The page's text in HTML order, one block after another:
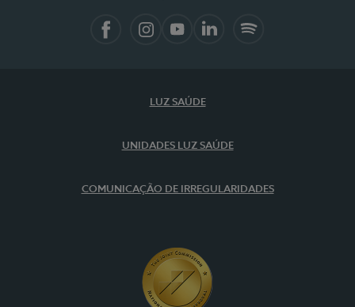
LUZ SAÚDE
UNIDADES LUZ SAÚDE
COMUNICAÇÃO DE IRREGULARIDADES